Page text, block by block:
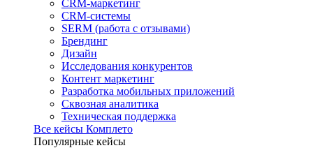
CRM-маркетинг
CRM-системы
SERM (работа с отзывами)
Брендинг
Дизайн
Исследования конкурентов
Контент маркетинг
Разработка мобильных приложений
Сквозная аналитика
Техническая поддержка
Все кейсы Комплето
Популярные кейсы